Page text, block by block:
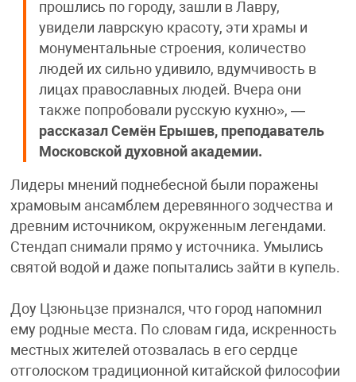
прошлись по городу, зашли в Лавру,
увидели лаврскую красоту, эти храмы и
монументальные строения, количество
людей их сильно удивило, вдумчивость в
лицах православных людей. Вчера они
также попробовали русскую кухню», —
рассказал Семён Ерышев, преподаватель
Московской духовной академии.
Лидеры мнений поднебесной были поражены
храмовым ансамблем деревянного зодчества и
древним источником, окруженным легендами.
Стендап снимали прямо у источника. Умылись
святой водой и даже попытались зайти в купель.
Доу Цзюньцзе признался, что город напомнил
ему родные места. По словам гида, искренность
местных жителей отозвалась в его сердце
отголоском традиционной китайской философии